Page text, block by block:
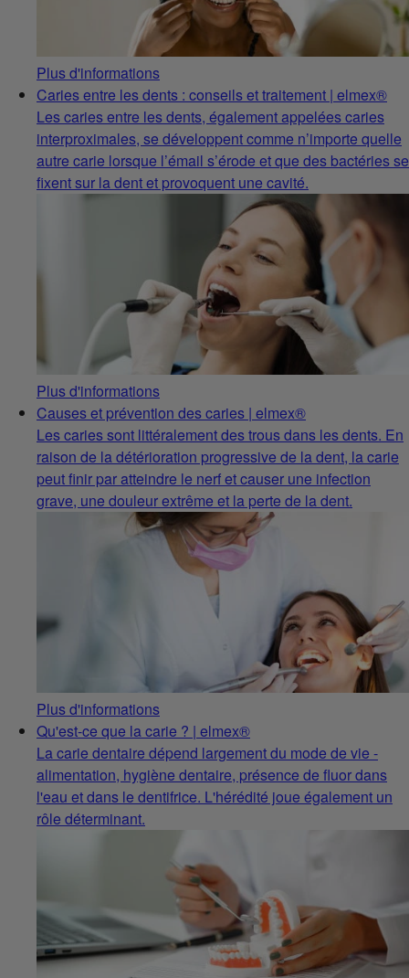
Plus d'informations
Caries entre les dents : conseils et traitement | elmex®
Les caries entre les dents, également appelées caries
interproximales, se développent comme n’importe quelle
autre carie lorsque l’émail s’érode et que des bactéries se
fixent sur la dent et provoquent une cavité.
Plus d'informations
Causes et prévention des caries | elmex®
Les caries sont littéralement des trous dans les dents. En
raison de la détérioration progressive de la dent, la carie
peut finir par atteindre le nerf et causer une infection
grave, une douleur extrême et la perte de la dent.
Plus d'informations
Qu'est-ce que la carie ? | elmex®
La carie dentaire dépend largement du mode de vie -
alimentation, hygiène dentaire, présence de fluor dans
l'eau et dans le dentifrice. L'hérédité joue également un
rôle déterminant.